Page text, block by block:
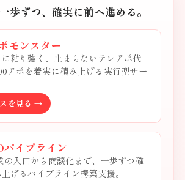
歩ずつ、確実に前へ進める。
モンスター
粘り強く、止まらないテレアポ代
アポを着実に積み上げる実行型サー
を見る →
イプライン
の入口から商談化まで、一歩ずつ確
げるパイプライン構築支援。